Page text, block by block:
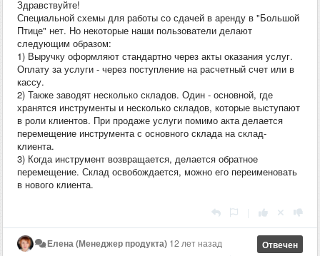
Здравствуйте!
Специальной схемы для работы со сдачей в аренду в "Большой
Птице" нет. Но некоторые наши пользователи делают
следующим образом:
1) Выручку оформляют стандартно через акты оказания услуг.
Оплату за услуги - через поступление на расчетный счет или в
кассу.
2) Также заводят несколько складов. Один - основной, где
хранятся инструменты и несколько складов, которые выступают
в роли клиентов. При продаже услуги помимо акта делается
перемещение инструмента с основного склада на склад-
клиента.
3) Когда инструмент возвращается, делается обратное
перемещение. Склад освобождается, можно его переименовать
в нового клиента.
Отвечен
Елена (Менеджер продукта) 12 лет назад